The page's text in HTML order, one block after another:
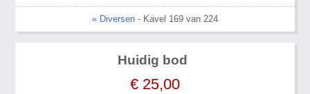
« Diversen - Kavel 169 van 224
Huidig bod
€ 25,00